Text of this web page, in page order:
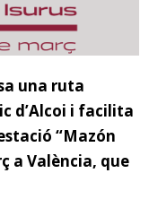
una ruta
d’Alcoi i facilita
“Mazón
a València, que